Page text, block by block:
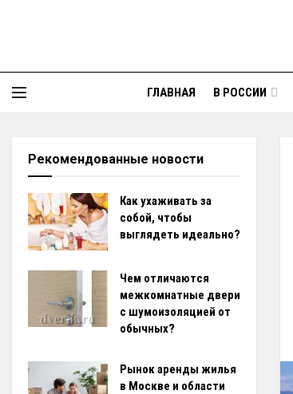
ГЛАВНАЯ В РОССИИ
Рекомендованные новости
Как ухаживать за
собой, чтобы
выглядеть идеально?
Чем отличаются
межкомнатные двери
с шумоизоляцией от
обычных?
Рынок аренды жилья
в Москве и области